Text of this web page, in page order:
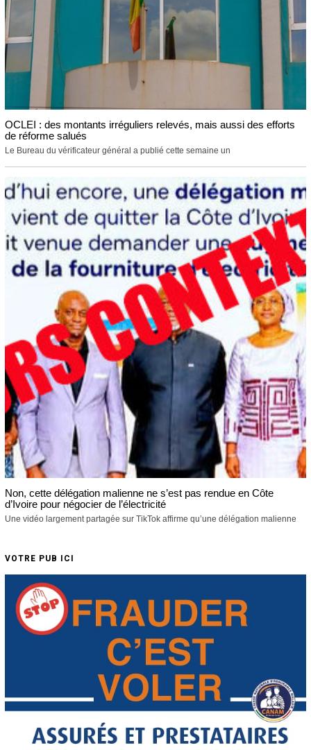
OCLEI : des montants irréguliers relevés, mais aussi des efforts
de réforme salués
Le Bureau du vérificateur général a publié cette semaine un
Non, cette délégation malienne ne s’est pas rendue en Côte
d’Ivoire pour négocier de l’électricité
Une vidéo largement partagée sur TikTok affirme qu’une délégation malienne
VOTRE PUB ICI